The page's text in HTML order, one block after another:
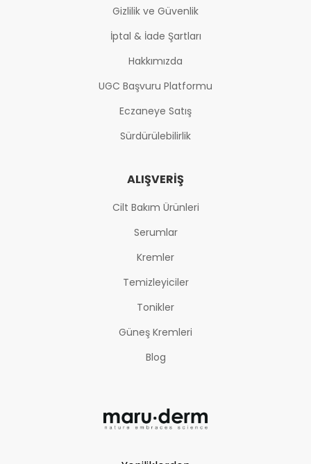
Gizlilik ve Güvenlik
İptal & İade Şartları
Hakkımızda
UGC Başvuru Platformu
Eczaneye Satış
Sürdürülebilirlik
ALIŞVERIŞ
Cilt Bakım Ürünleri
Serumlar
Kremler
Temizleyiciler
Tonikler
Güneş Kremleri
Blog